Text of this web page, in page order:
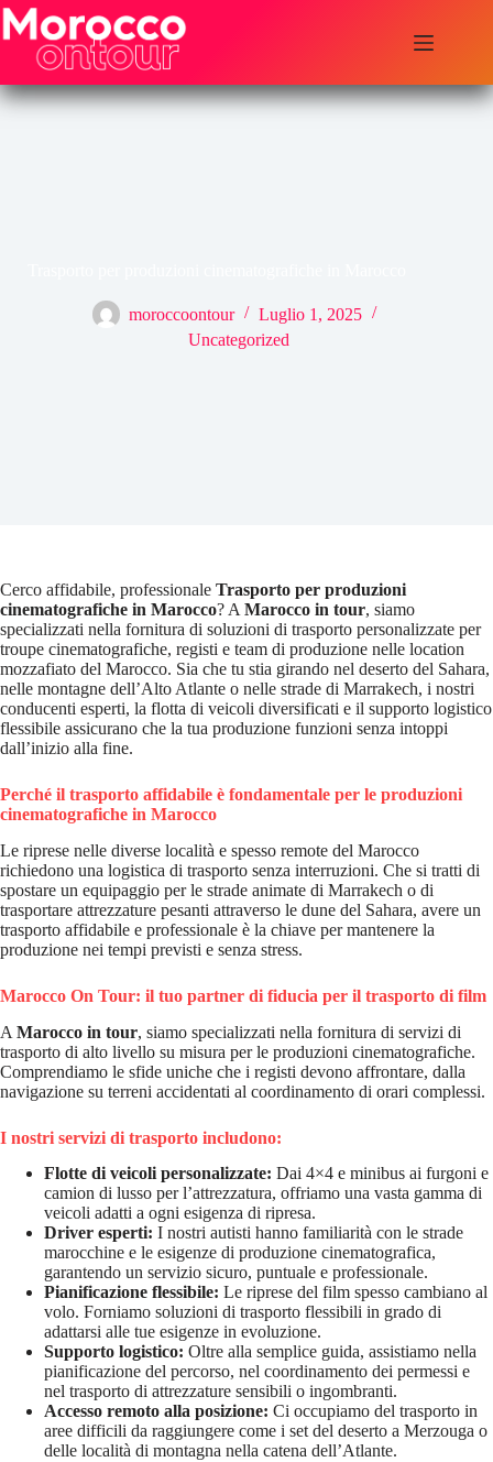
Salta
al
contenuto
moroccoontour
Luglio 1, 2025
Uncategorized
Cerco affidabile, professionale Trasporto per produzioni
cinematografiche in Marocco? A Marocco in tour, siamo
specializzati nella fornitura di soluzioni di trasporto personalizzate per
troupe cinematografiche, registi e team di produzione nelle location
mozzafiato del Marocco. Sia che tu stia girando nel deserto del Sahara,
nelle montagne dell’Alto Atlante o nelle strade di Marrakech, i nostri
conducenti esperti, la flotta di veicoli diversificati e il supporto logistico
flessibile assicurano che la tua produzione funzioni senza intoppi
dall’inizio alla fine.
Perché il trasporto affidabile è fondamentale per le produzioni
cinematografiche in Marocco
Le riprese nelle diverse località e spesso remote del Marocco
richiedono una logistica di trasporto senza interruzioni. Che si tratti di
spostare un equipaggio per le strade animate di Marrakech o di
trasportare attrezzature pesanti attraverso le dune del Sahara, avere un
trasporto affidabile e professionale è la chiave per mantenere la
produzione nei tempi previsti e senza stress.
Marocco On Tour: il tuo partner di fiducia per il trasporto di film
A Marocco in tour, siamo specializzati nella fornitura di servizi di
trasporto di alto livello su misura per le produzioni cinematografiche.
Comprendiamo le sfide uniche che i registi devono affrontare, dalla
navigazione su terreni accidentati al coordinamento di orari complessi.
I nostri servizi di trasporto includono:
Flotte di veicoli personalizzate: Dai 4×4 e minibus ai furgoni e
camion di lusso per l’attrezzatura, offriamo una vasta gamma di
veicoli adatti a ogni esigenza di ripresa.
Driver esperti: I nostri autisti hanno familiarità con le strade
marocchine e le esigenze di produzione cinematografica,
garantendo un servizio sicuro, puntuale e professionale.
Pianificazione flessibile: Le riprese del film spesso cambiano al
volo. Forniamo soluzioni di trasporto flessibili in grado di
adattarsi alle tue esigenze in evoluzione.
Supporto logistico: Oltre alla semplice guida, assistiamo nella
pianificazione del percorso, nel coordinamento dei permessi e
nel trasporto di attrezzature sensibili o ingombranti.
Accesso remoto alla posizione: Ci occupiamo del trasporto in
aree difficili da raggiungere come i set del deserto a Merzouga o
delle località di montagna nella catena dell’Atlante.